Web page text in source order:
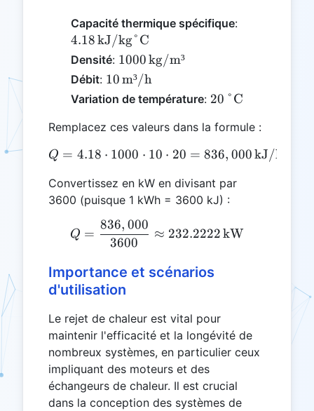
Capacité thermique spécifique:
4.18kJ/kg°C
Densité: 1000 \,
\text{kg/m³}
1000kg/m³
Débit: 10 \,
\text{m³/h}
10m³/h
Variation de température: 20 \,
20 °C
Remplacez ces valeurs dans la formule :
Q = 4.18 \cdot 1000
Q = 4.18 ⋅ 1000 ⋅ 10 ⋅ 20 = 836, 000kJ/h
Convertissez en kW en divisant par
3600 (puisque 1 kWh = 3600 kJ) :
Q =
Q =
3600
836, 000
≈ 232.2222kW
Importance et scénarios
d'utilisation
Le rejet de chaleur est vital pour
maintenir l'efficacité et la longévité de
nombreux systèmes, en particulier ceux
impliquant des moteurs et des
échangeurs de chaleur. Il est crucial
dans la conception des systèmes de